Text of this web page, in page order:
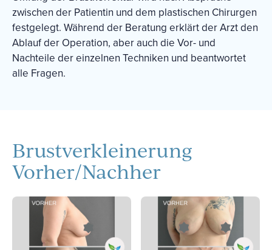
zwischen der Patientin und dem plastischen Chirurgen
festgelegt. Während der Beratung erklärt der Arzt den
Ablauf der Operation, aber auch die Vor- und
Nachteile der einzelnen Techniken und beantwortet
alle Fragen.
Brustverkleinerung
Vorher/Nachher